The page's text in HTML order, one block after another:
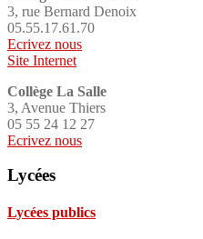
3, rue Bernard Denoix
05.55.17.61.70
Ecrivez nous
Site Internet
Collège La Salle
3, Avenue Thiers
05 55 24 12 27
Ecrivez nous
Lycées
Lycées publics